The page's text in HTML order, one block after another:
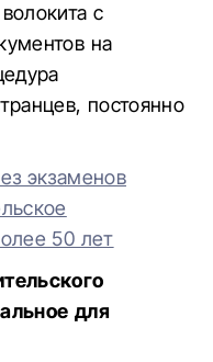
с
на
постоянно
экзаменов
50 лет
для